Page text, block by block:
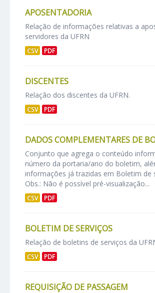
APOSENTADORIA
Relação de informações relativas a
servidores da UFRN
CSV PDF
DISCENTES
Relação dos discentes da UFRN.
CSV PDF
DADOS COMPLEMENTARES DE
Conjunto que agrega o conteúdo
número da portaria/ano do boletim,
informações já trazidas em Boletim de
Obs.: Não é possível pré-visualização...
CSV PDF
BOLETIM DE SERVIÇOS
Relação de boletins de serviços da
CSV PDF
REQUISIÇÃO DE PASSAGEM